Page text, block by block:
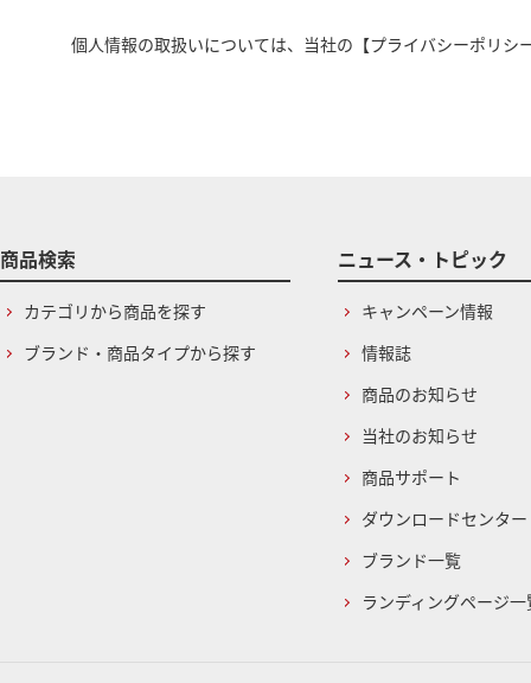
個人情報の取扱いについては、当社の 【プライバシーポリシ
商品検索
カテゴリから商品を探す
ブランド・商品タイプから探す
ニュース・トピック
キャンペーン情報
情報誌
商品のお知らせ
当社のお知らせ
商品サポート
ダウンロードセンター
ブランド一覧
ランディングページ一